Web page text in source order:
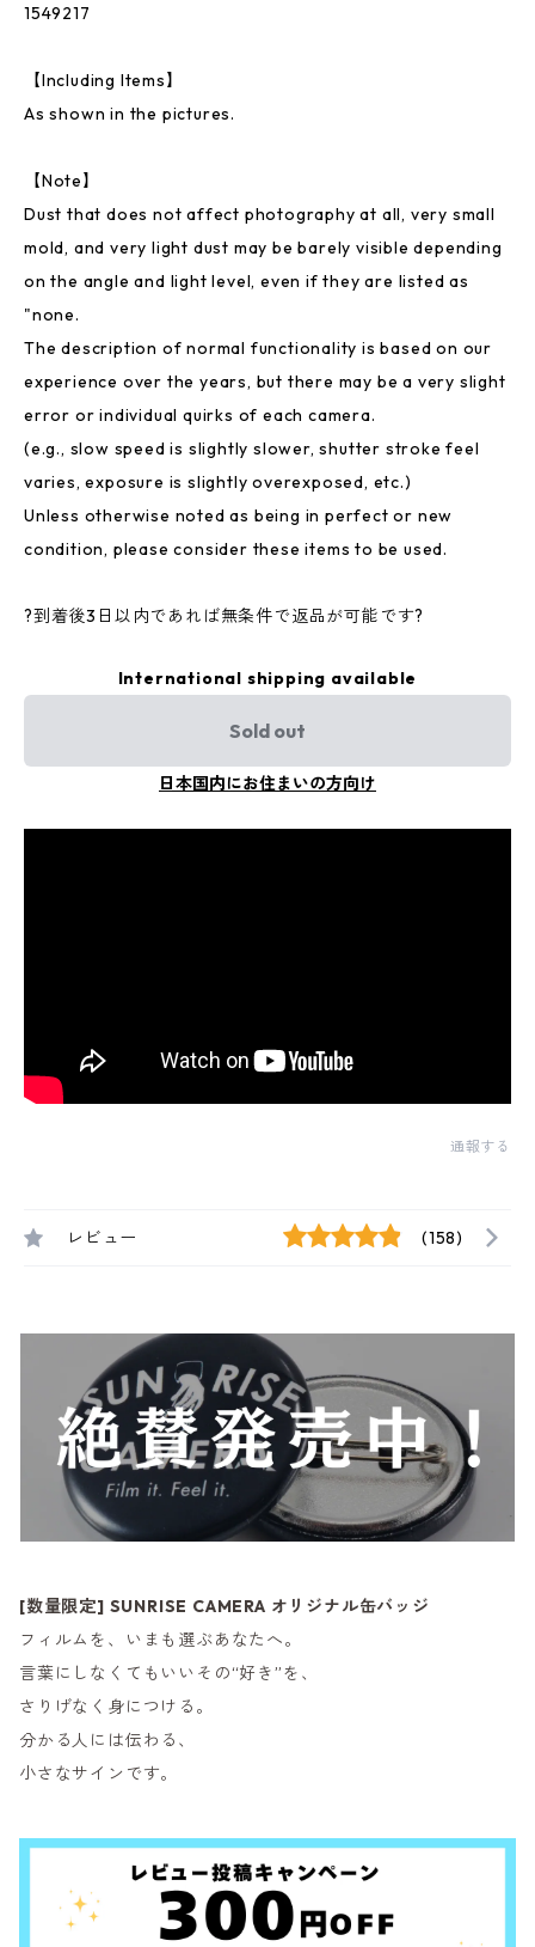
1549217
【Including Items】
As shown in the pictures.
【Note】
Dust that does not affect photography at all, very small
mold, and very light dust may be barely visible depending
on the angle and light level, even if they are listed as
"none.
The description of normal functionality is based on our
experience over the years, but there may be a very slight
error or individual quirks of each camera.
(e.g., slow speed is slightly slower, shutter stroke feel
varies, exposure is slightly overexposed, etc.)
Unless otherwise noted as being in perfect or new
condition, please consider these items to be used.
?到着後3日以内であれば無条件で返品が可能です?
International shipping available
Sold out
日本国内にお住まいの方向け
通報する
レビュー (158)
[数量限定] SUNRISE CAMERA オリジナル缶バッジ
フィルムを、いまも選ぶあなたへ。
言葉にしなくてもいいその“好き”を、
さりげなく身につける。
分かる人には伝わる、
小さなサインです。